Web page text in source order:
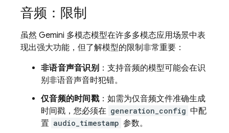
音频：限制
虽然 Gemini 多模态模型在许多多模态应用场景中表
现出强大功能，但了解模型的限制非常重要：
非语音声音识别 ：支持音频的模型可能会在识
别非语音声音时犯错。
仅音频的时间戳：如需为仅音频文件准确生成
时间戳，您必须在 generation_config 中配
置 audio_timestamp 参数。